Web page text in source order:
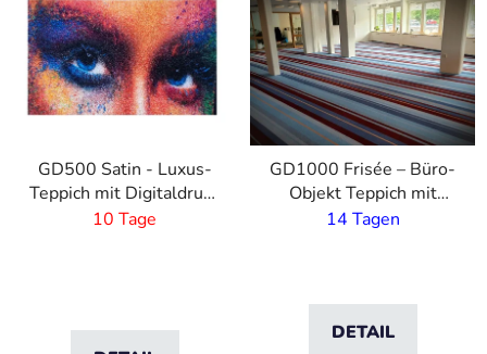
GD500 Satin - Luxus-
Teppich mit Digitaldruck
und saugfähiger Schicht
10 Tage
GD1000 Frisée – Büro-
Objekt Teppich mit
eignem Druck – 6 mm
14 Tagen
DETAIL